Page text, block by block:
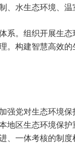
、水生态环境、
系。组织开展生
。构建智慧高效
强党对生态环境
地区生态环境保
、一体考核的制